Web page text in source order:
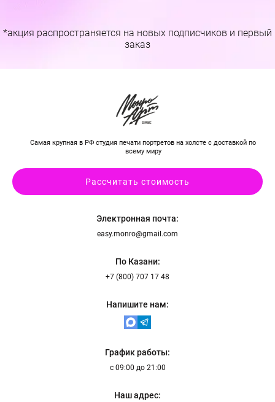
*акция распространяется на новых подписчиков и первый
заказ
Самая крупная в РФ студия печати портретов на холсте с доставкой по
всему миру
Рассчитать стоимость
Электронная почта:
easy.monro@gmail.com
По Казани:
+7 (800) 707 17 48
Напишите нам:
График работы:
с 09:00 до 21:00
Наш адрес: